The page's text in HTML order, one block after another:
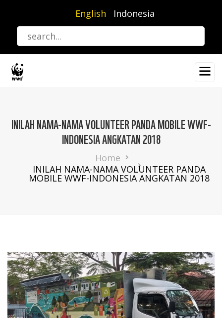
content
English Indonesia
INILAH NAMA-NAMA VOLUNTEER PANDA MOBILE WWF-
INDONESIA ANGKATAN 2018
Home
INILAH NAMA-NAMA VOLUNTEER PANDA
MOBILE WWF-INDONESIA ANGKATAN 2018